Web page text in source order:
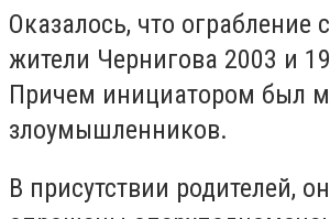
Оказалось, что ограбление
жители Чернигова 2003 и
Причем инициатором был
злоумышленников.
В присутствии родителей,